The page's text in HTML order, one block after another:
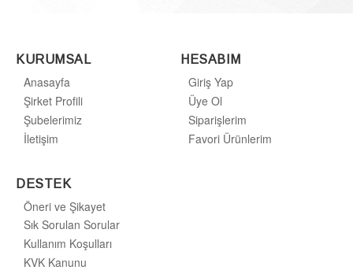
KURUMSAL
Anasayfa
Şirket Profili
Şubelerimiz
İletişim
HESABIM
Giriş Yap
Üye Ol
Siparişlerim
Favori Ürünlerim
DESTEK
Öneri ve Şikayet
Sık Sorulan Sorular
Kullanım Koşulları
KVK Kanunu